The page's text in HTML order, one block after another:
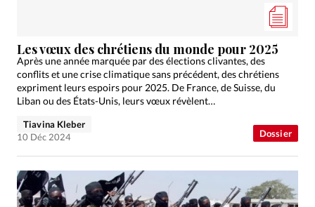
Dossier
Les vœux des chrétiens du monde pour 2025
Après une année marquée par des élections clivantes, des
conflits et une crise climatique sans précédent, des chrétiens
expriment leurs espoirs pour 2025. De France, de Suisse, du
Liban ou des États-Unis, leurs vœux révèlent…
Tiavina Kleber
10 Déc 2024